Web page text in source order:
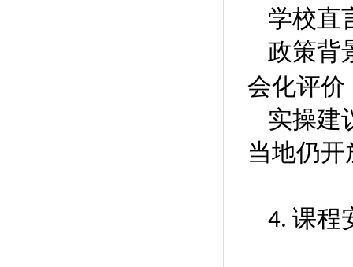
学校直
政策背
会化评价
实操建
当地仍
4. 课程